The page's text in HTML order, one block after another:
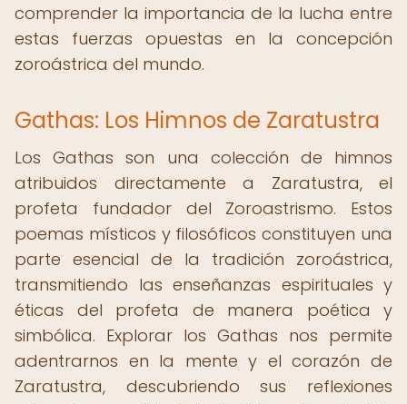
comprender la importancia de la lucha entre
estas fuerzas opuestas en la concepción
zoroástrica del mundo.
Gathas: Los Himnos de Zaratustra
Los Gathas son una colección de himnos
atribuidos directamente a Zaratustra, el
profeta fundador del Zoroastrismo. Estos
poemas místicos y filosóficos constituyen una
parte esencial de la tradición zoroástrica,
transmitiendo las enseñanzas espirituales y
éticas del profeta de manera poética y
simbólica. Explorar los Gathas nos permite
adentrarnos en la mente y el corazón de
Zaratustra, descubriendo sus reflexiones